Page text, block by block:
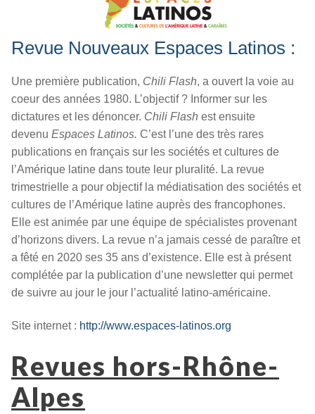
Revue Nouveaux Espaces Latinos :
Une première publication, Chili Flash, a ouvert la voie au
coeur des années 1980. L’objectif ? Informer sur les
dictatures et les dénoncer. Chili Flash est ensuite
devenu Espaces Latinos. C’est l’une des très rares
publications en français sur les sociétés et cultures de
l’Amérique latine dans toute leur pluralité. La revue
trimestrielle a pour objectif la médiatisation des sociétés et
cultures de l’Amérique latine auprès des francophones.
Elle est animée par une équipe de spécialistes provenant
d’horizons divers. La revue n’a jamais cessé de paraître et
a fêté en 2020 ses 35 ans d’existence. Elle est à présent
complétée par la publication d’une newsletter qui permet
de suivre au jour le jour l’actualité latino-américaine.
Site internet : http://www.espaces-latinos.org
Revues hors-Rhône-
Alpes